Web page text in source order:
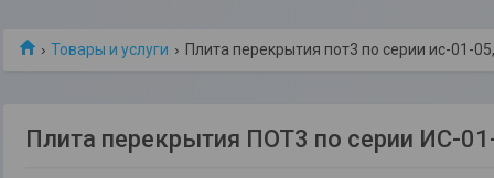
Товары и услуги Плита перекрытия пот3 по серии ис-01-
Плита перекрытия ПОТ3 по серии ИС-